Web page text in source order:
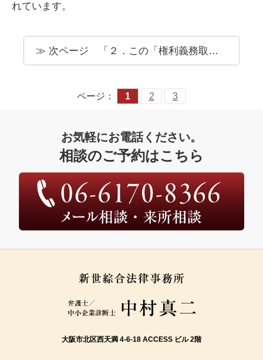
れています。
次ページ 「２．この「権利義務取締役」ですが、①取締役としての「権利」と「義務」の両方を」
ページ： 1 2 3
お気軽にお電話ください。
相談のご予約はこちら
大阪市北区西天満 4-6-18 ACCESS ビル 2階